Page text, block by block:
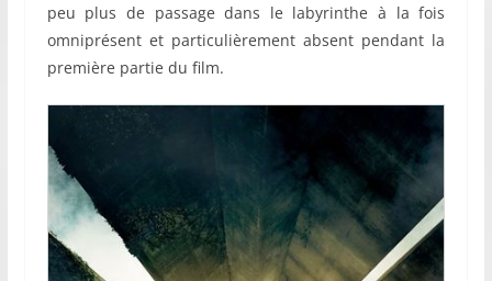
peu plus de passage dans le labyrinthe à la fois
omniprésent et particulièrement absent pendant la
première partie du film.